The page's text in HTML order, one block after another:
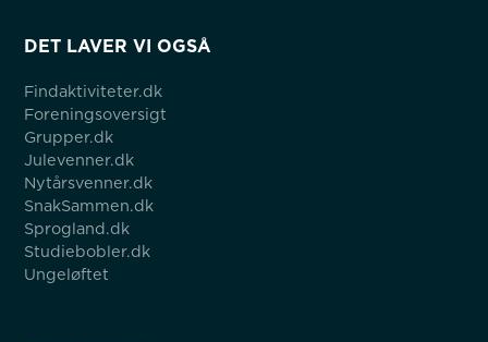
DET LAVER VI OGSÅ
Findaktiviteter.dk
Foreningsoversigt
Grupper.dk
Julevenner.dk
Nytårsvenner.dk
SnakSammen.dk
Sprogland.dk
Studiebobler.dk
Ungeløftet